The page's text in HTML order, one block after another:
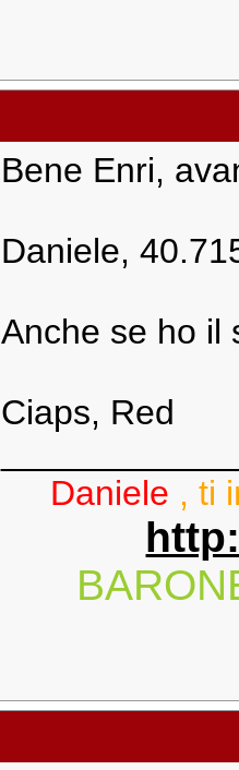
Bene Enri,
Daniele,
Anche se ho il
Ciaps, Red
Daniele , ti